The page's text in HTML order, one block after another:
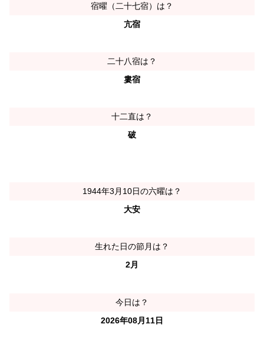
宿曜（二十七宿）は？
亢宿
二十八宿は？
婁宿
十二直は？
破
1944年3月10日の六曜は？
大安
生れた日の節月は？
2月
今日は？
2026年08月11日